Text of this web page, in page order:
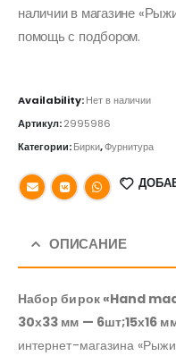
наличии в магазине
помощь с подбором.
Availability:Нет в наличии
Артикул:2995986
Категории:Бирки,Фурнитура
ОПИСАНИЕ
Набор бирок «Hand
30х33 мм — 6шт;15х16
интернет-магазина